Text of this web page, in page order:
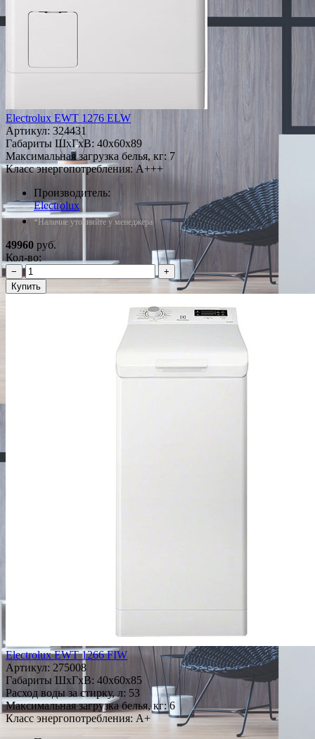
Electrolux EWT 1276 ELW
Артикул: 324431
Габариты ШxГxВ: 40x60x89
Максимальная загрузка белья, кг: 7
Класс энергопотребления: A+++
Производитель:
Electrolux
*Наличие уточняйте у менеджера
49960 руб.
Кол-во:
−
+
Купить
Electrolux EWT 1266 FIW
Артикул: 275008
Габариты ШxГxВ: 40x60x85
Расход воды за стирку, л: 53
Максимальная загрузка белья, кг: 6
Класс энергопотребления: A+